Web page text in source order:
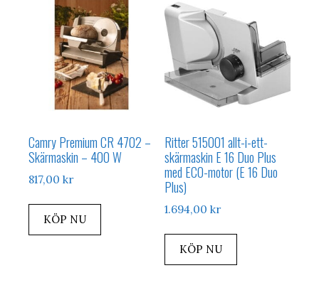
Camry Premium CR 4702 –
Skärmaskin – 400 W
817,00 kr
KÖP NU
Ritter 515001 allt-i-ett-
skärmaskin E 16 Duo Plus
med ECO-motor (E 16 Duo
Plus)
1.694,00kr
KÖP NU